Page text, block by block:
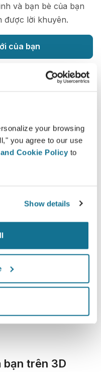
your browsing
you agree to our use
Cookie Policy to
Show details
và bạn bè của bạn
được lời khuyên.
của bạn
toàn
riêng tư của bạn
tôi được mã hóa
an toàn và riêng
cao
thủ tục thẩm mỹ đã
quốc gia và được
mỹ ưa chuộng.
bạn trên 3D